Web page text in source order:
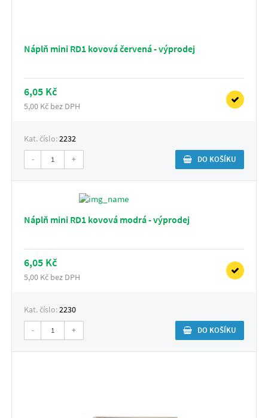
Náplň mini RD1 kovová červená - výprodej
6,05 Kč
5,00 Kč bez DPH
Kat. číslo:2232
- + DO KOŠÍKU
Náplň mini RD1 kovová modrá - výprodej
6,05 Kč
5,00 Kč bez DPH
Kat. číslo:2230
- + DO KOŠÍKU